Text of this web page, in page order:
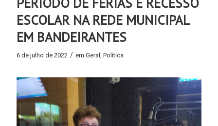
ESCOLAR NA REDE MUNICIPAL
EM BANDEIRANTES
6 de julho de 2022 / em Geral , Política